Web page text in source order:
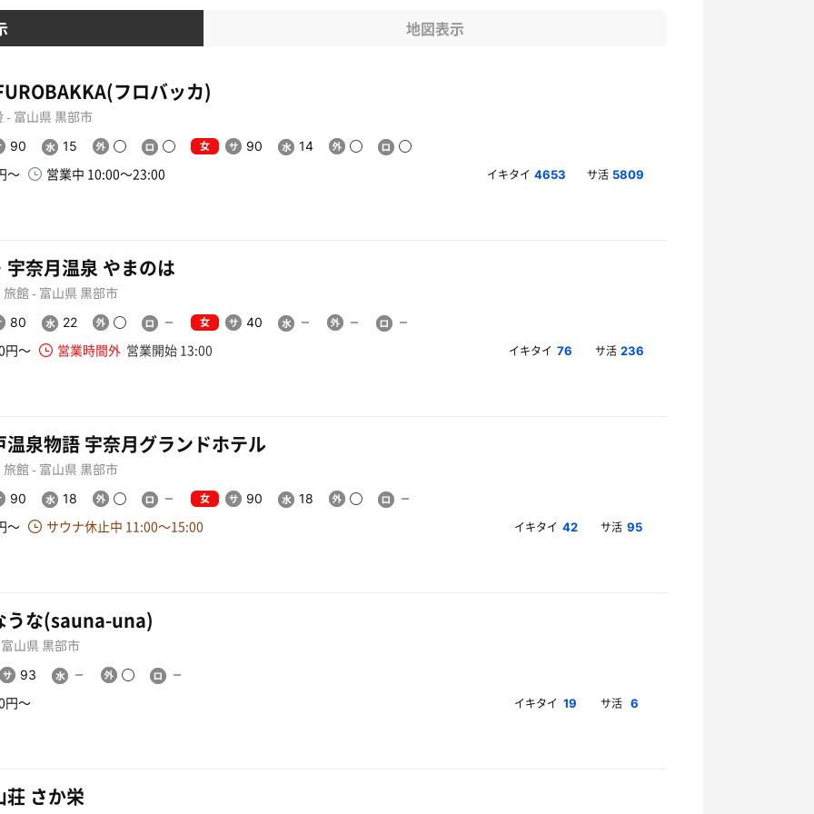
地図表示
フロバッカ)
- 富山県 黒部市
90 15 女 90 14
〜 営業中 10:00〜23:00 イキタイ 4653 サ活 5809
宇奈月温泉 やまのは
館 - 富山県 黒部市
80 22 女 40
円〜 営業時間外 営業開始 13:00 イキタイ 76 サ活 236
温泉物語 宇奈月グランドホテル
館 - 富山県 黒部市
90 18 女 90 18
〜 サウナ休止中 11:00〜15:00 イキタイ 42 サ活 95
うな(sauna-una)
山県 黒部市
93
円〜 イキタイ 19 サ活 6
荘 さか栄